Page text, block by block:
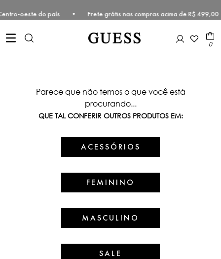
e Centro-oeste do país • Frete grátis nas compras acima de
0
Parece que não temos o que você está
procurando...
QUE TAL CONFERIR OUTROS PRODUTOS EM:
ACESSÓRIOS
FEMININO
MASCULINO
SALE